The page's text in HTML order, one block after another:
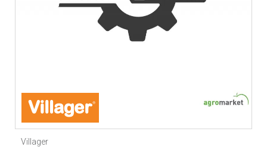
Villager